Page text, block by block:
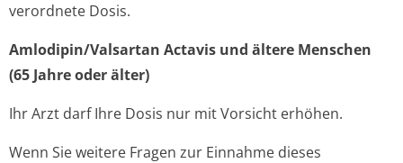
verordnete Dosis.
Amlodipin/Val­sartan Actavis und ältere Menschen
(65 Jahre oder älter)
Ihr Arzt darf Ihre Dosis nur mit Vorsicht erhöhen.
Wenn Sie weitere Fragen zur Einnahme dieses